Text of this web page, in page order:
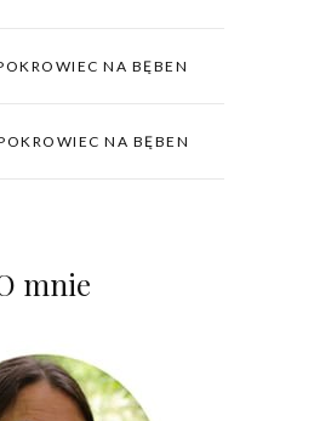
NA BĘBEN
NA BĘBEN
mnie